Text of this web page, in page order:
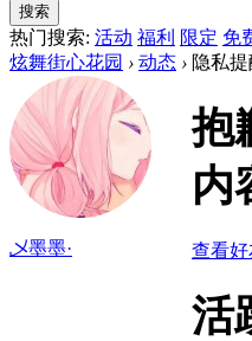
搜索
热门搜索: 活动 福利 限定 免
炫舞街心花园 › 动态 › 隐私提
乄墨墨·
抱
内
查看
活